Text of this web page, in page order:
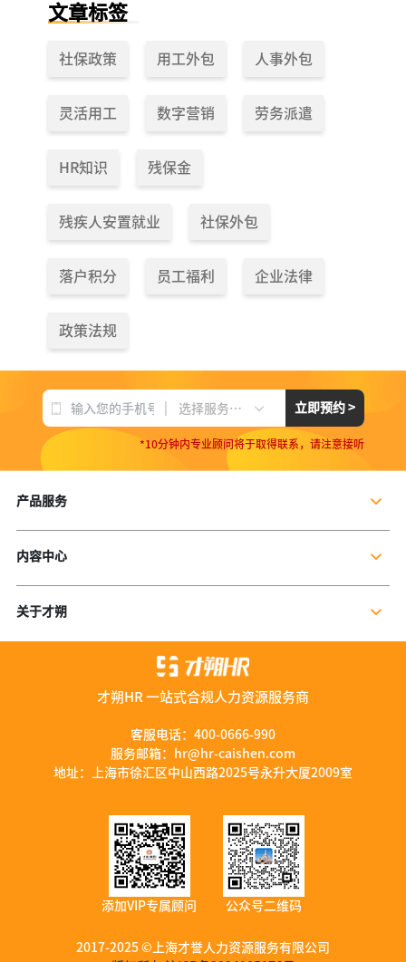
文章标签
社保政策 用工外包 人事外包
灵活用工 数字营销 劳务派遣
HR知识 残保金
残疾人安置就业 社保外包
落户积分 员工福利 企业法律
政策法规
选择服务项目 立即预约 >
*10分钟内专业顾问将于取得联系，请注意接听
产品服务
企业社保服务
个人社保服务
残保金规划
内容中心
公司新闻
行业干货
关于才朔
公司介绍
才朔HR 一站式合规人力资源服务商
客服电话： 400-0666-990
服务邮箱：
hr@hr-caishen.com
地址：上海市徐汇区中山西路2025号永升大厦2009室
添加VIP专属顾问 公众号二维码
2017-2025 ©上海才誉人力资源服务有限公司